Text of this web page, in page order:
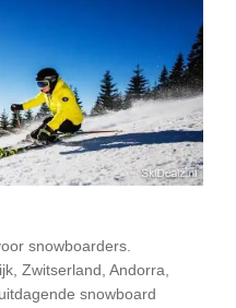
snowboarders.
Zwitserland, Andorra,
snowboard